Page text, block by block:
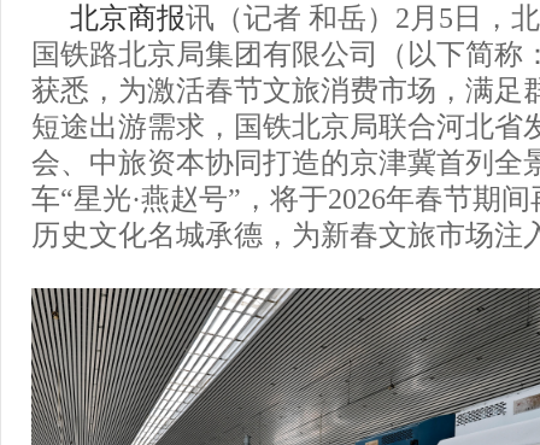
北京商报讯（记者 和岳）2月5日，
国铁路北京局集团有限公司（以下简称
获悉，为激活春节文旅消费市场，满足
短途出游需求，国铁北京局联合河北省
会、中旅资本协同打造的京津冀首列全
车“星光·燕赵号”，将于2026年春节期
历史文化名城承德，为新春文旅市场注